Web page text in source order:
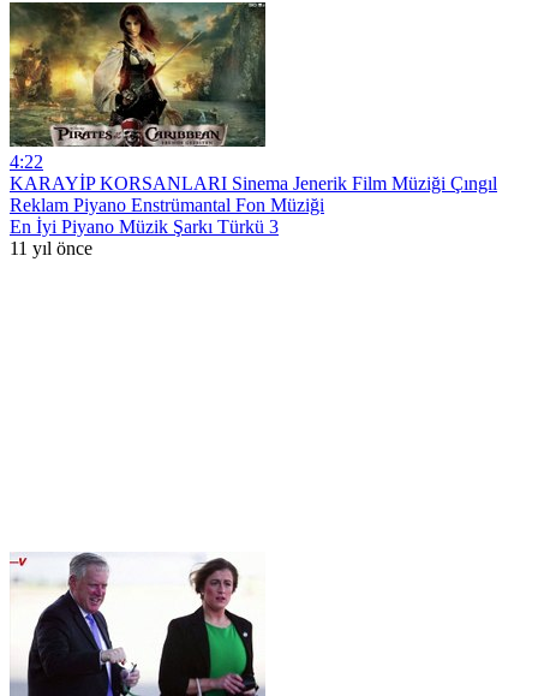
4:22
KARAYİP KORSANLARI Sinema Jenerik Film Müziği Çıngıl
Reklam Piyano Enstrümantal Fon Müziği
En İyi Piyano Müzik Şarkı Türkü 3
11 yıl önce